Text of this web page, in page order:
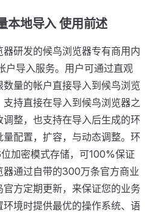
本地导入 使用前述
研发的候鸟浏览器专有商用内
户导入服务。用户可通过直观
量的帐户直接导入到候鸟浏览
持直接在导入到候鸟浏览器之
整，也支持在导入后生成的环
配置，扩容，与动态调整。环
加密模式存储，可100%保证
通过自带的300万条官方商业
方定期更新，来保证您的业务
境时提供最优的操作系统、语